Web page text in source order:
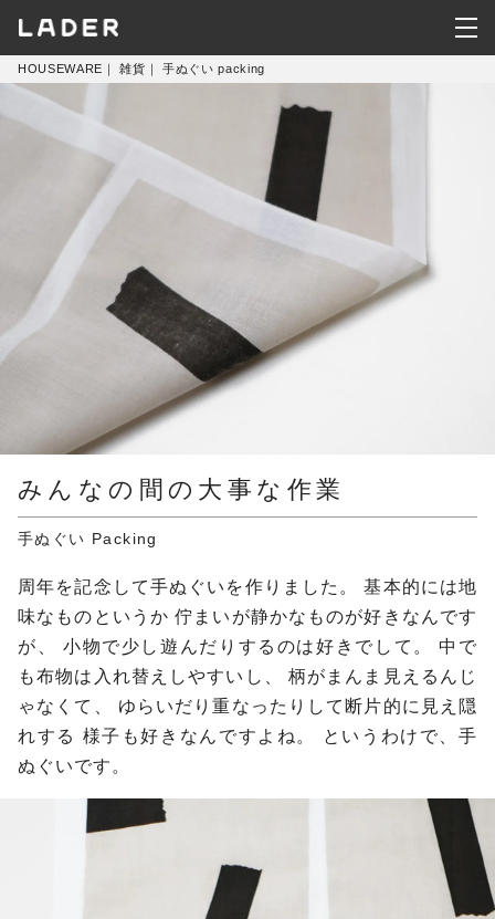
KITCHEN
HOUSEWARE
CLOTHING
HOUSEWARE ｜ 雑貨 ｜ 手ぬぐい packing
みんなの間の大事な作業
手ぬぐい Packing
周年を記念して手ぬぐいを作りました。基本的には地
味なものというか佇まいが静かなものが好きなんです
が、 小物で少し遊んだりするのは好きでして。中で
も布物は入れ替えしやすいし、 柄がまんま見えるんじ
ゃなくて、 ゆらいだり重なったりして断片的に見え隠
れする 様子も好きなんですよね。
というわけで、手
ぬぐいです。